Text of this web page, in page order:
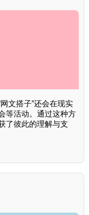
文搭子”还会在现实
等活动。通过这种方
了彼此的理解与支